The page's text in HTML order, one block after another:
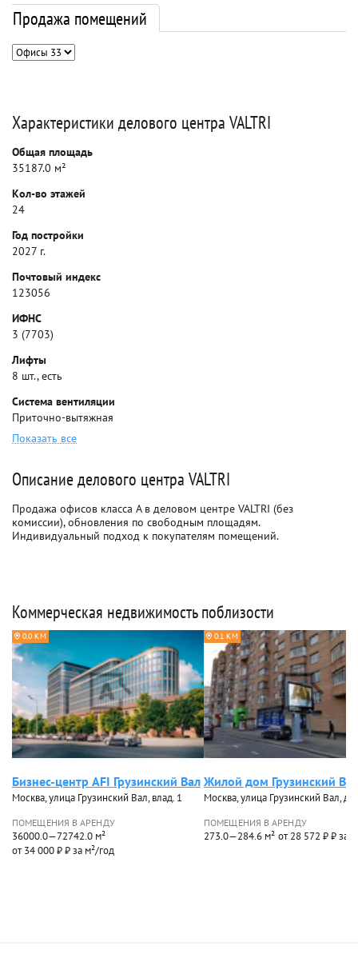
Продажа помещений
Характеристики делового центра VALTRI
Общая площадь
35187.0 м²
Кол-во этажей
24
Год постройки
2027 г.
Почтовый индекс
123056
ИФНС
3 (7703)
Лифты
8 шт., есть
Система вентиляции
Приточно-вытяжная
Показать все
Описание делового центра VALTRI
Продажа офисов класса A в деловом центре VALTRI (без
комиссии), обновления по свободным площадям.
Индивидуальный подход к покупателям помещений.
Коммерческая недвижимость поблизости
0.0 КМ
Бизнес-центр AFI Грузинский Вал
Москва, улица Грузинский Вал, влад. 1
ПОМЕЩЕНИЯ В АРЕНДУ
36000.0—72742.0 м²
от 34 000 ₽ ₽ за м²/год
0.1 КМ
Жилой дом Грузинский
Москва, улица Грузинский Вал,
ПОМЕЩЕНИЯ В АРЕНДУ
273.0—284.6 м² от 28 572 ₽ ₽ за